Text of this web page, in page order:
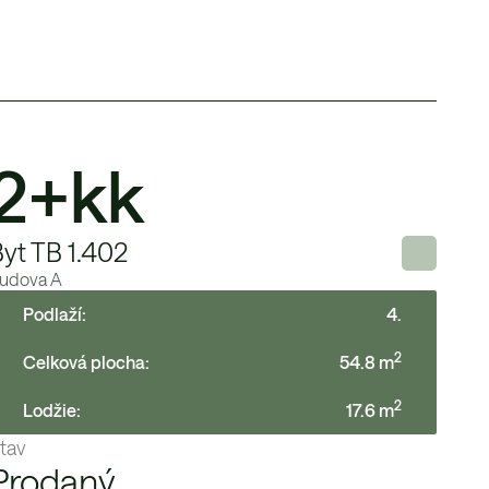
TB 1.402
A
Podlaží:
4.
Celková plocha: 54.8 m2
Lodžie: 17.6 m2